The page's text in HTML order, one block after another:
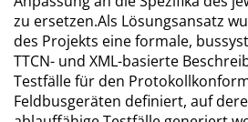
zu ersetzen.Als Lösungsansatz
des Projekts eine formale,
TTCN- und XML-basierte
Testfälle für den
Feldbusgeräten definiert, auf